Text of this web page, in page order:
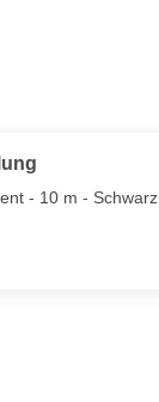
- 10 m - Schwarz